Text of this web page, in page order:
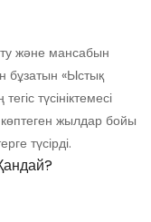
және мансабын
бұзатын «Ыстық
түсініктемесі
жылдар бойы
түсірді.